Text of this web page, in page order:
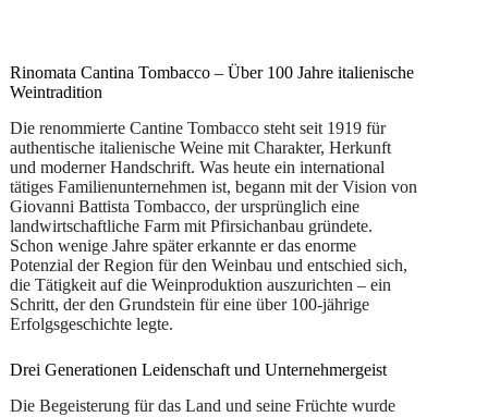
Rinomata Cantina Tombacco – Über 100 Jahre italienische
Weintradition
Die renommierte Cantine Tombacco steht seit 1919 für
authentische italienische Weine mit Charakter, Herkunft
und moderner Handschrift. Was heute ein international
tätiges Familienunternehmen ist, begann mit der Vision von
Giovanni Battista Tombacco, der ursprünglich eine
landwirtschaftliche Farm mit Pfirsichanbau gründete.
Schon wenige Jahre später erkannte er das enorme
Potenzial der Region für den Weinbau und entschied sich,
die Tätigkeit auf die Weinproduktion auszurichten – ein
Schritt, der den Grundstein für eine über 100-jährige
Erfolgsgeschichte legte.
Drei Generationen Leidenschaft und Unternehmergeist
Die Begeisterung für das Land und seine Früchte wurde